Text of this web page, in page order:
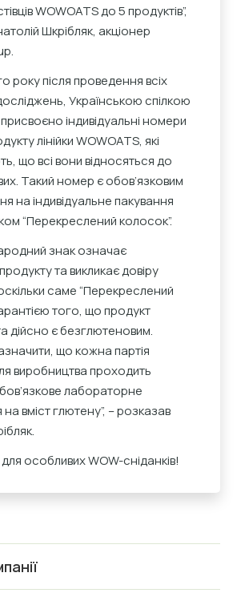
WOWOATS до 5 продуктів”,
Шкрібляк, акціонер
року після проведення всіх
Українською спілкою
присвоєно індивідуальні номери
лінійки WOWOATS, які
що всі вони відносяться до
Такий номер є обов’язковим
на індивідуальне пакування
“Перекреслений колосок”.
знак означає
та викликає довіру
саме “Перекреслений
того, що продукт
дійсно є безглютеновим.
що кожна партія
виробництва проходить
лабораторне
вміст глютену”, – розказав
особливих WOW-сніданків!